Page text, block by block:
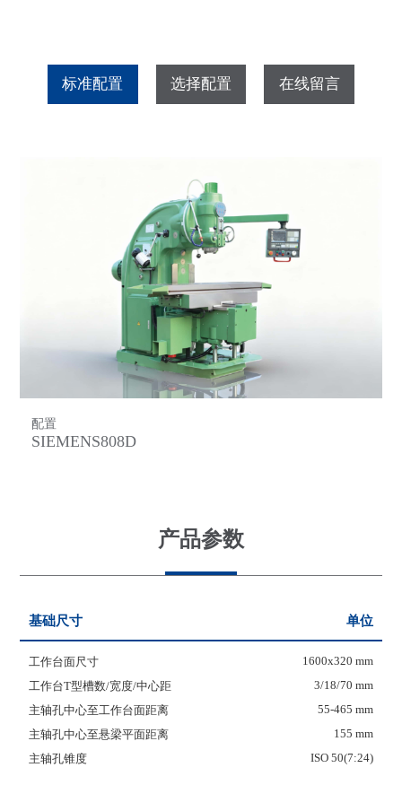
标准配置 选择配置 在线留言
配置
SIEMENS808D
产品参数
基础尺寸 单位
工作台面尺寸
1600x320 mm
工作台T型槽数/宽度/中心距
3/18/70 mm
主轴孔中心至工作台面距离
55-465 mm
主轴孔中心至悬梁平面距离
155 mm
主轴孔锥度
ISO 50(7:24)